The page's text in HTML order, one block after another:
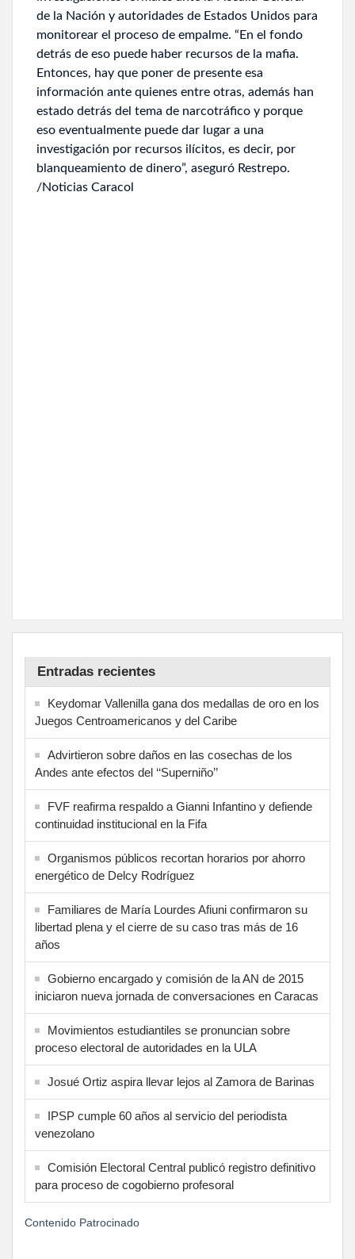
de la Nación y autoridades de Estados Unidos para
monitorear el proceso de empalme. “En el fondo
detrás de eso puede haber recursos de la mafia.
Entonces, hay que poner de presente esa
información ante quienes entre otras, además han
estado detrás del tema de narcotráfico y porque
eso eventualmente puede dar lugar a una
investigación por recursos ilícitos, es decir, por
blanqueamiento de dinero”, aseguró Restrepo.
/Noticias Caracol
Entradas recientes
Keydomar Vallenilla gana dos medallas de oro en los
Juegos Centroamericanos y del Caribe
Advirtieron sobre daños en las cosechas de los
Andes ante efectos del ‘‘Superniño’’
FVF reafirma respaldo a Gianni Infantino y defiende
continuidad institucional en la Fifa
Organismos públicos recortan horarios por ahorro
energético de Delcy Rodríguez
Familiares de María Lourdes Afiuni confirmaron su
libertad plena y el cierre de su caso tras más de 16
años
Gobierno encargado y comisión de la AN de 2015
iniciaron nueva jornada de conversaciones en Caracas
Movimientos estudiantiles se pronuncian sobre
proceso electoral de autoridades en la ULA
Josué Ortiz aspira llevar lejos al Zamora de Barinas
IPSP cumple 60 años al servicio del periodista
venezolano
Comisión Electoral Central publicó registro definitivo
para proceso de cogobierno profesoral
Contenido Patrocinado